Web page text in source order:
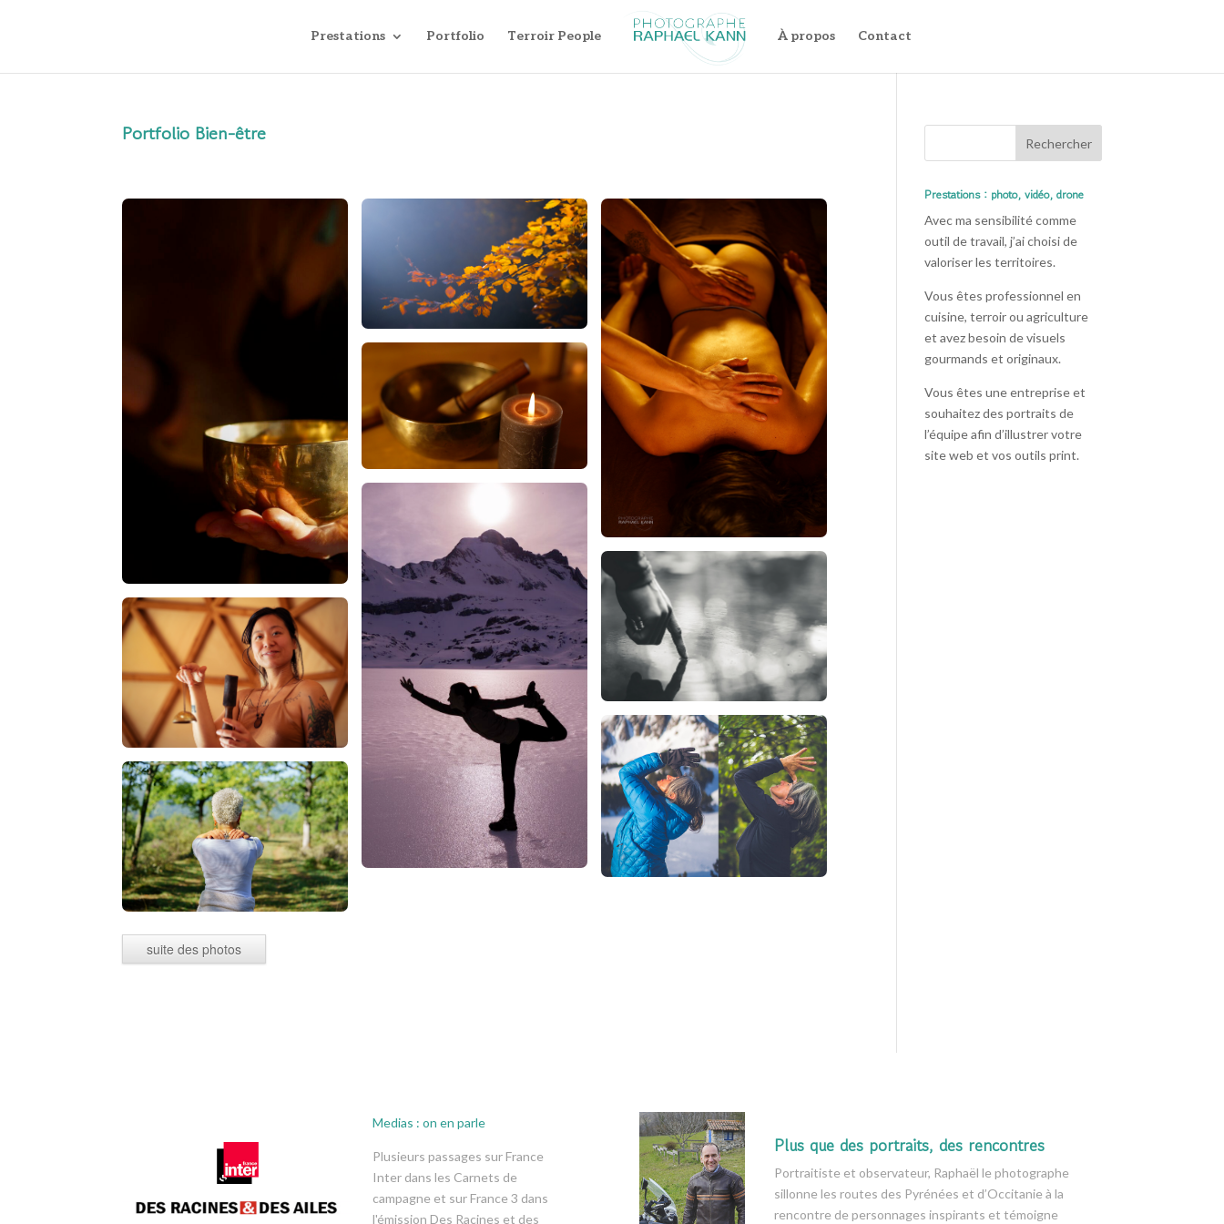
Prestations Portfolio Terroir People À propos Contact
Portfolio Bien-être
suite des photos
Prestations : photo, vidéo, drone
Avec ma sensibilité comme
outil de travail, j’ai choisi de
valoriser les territoires.
Vous êtes professionnel en
cuisine, terroir ou agriculture
et avez besoin de visuels
gourmands et originaux.
Vous êtes une entreprise et
souhaitez des portraits de
l’équipe afin d’illustrer votre
site web et vos outils print.
Medias : on en parle
Plusieurs passages sur France
Inter dans les Carnets de
campagne et sur France 3 dans
l'émission Des Racines et des
Plus que des portraits, des rencontres
Portraitiste et observateur, Raphaël le photographe
sillonne les routes des Pyrénées et d’Occitanie à la
rencontre de personnages inspirants et témoigne